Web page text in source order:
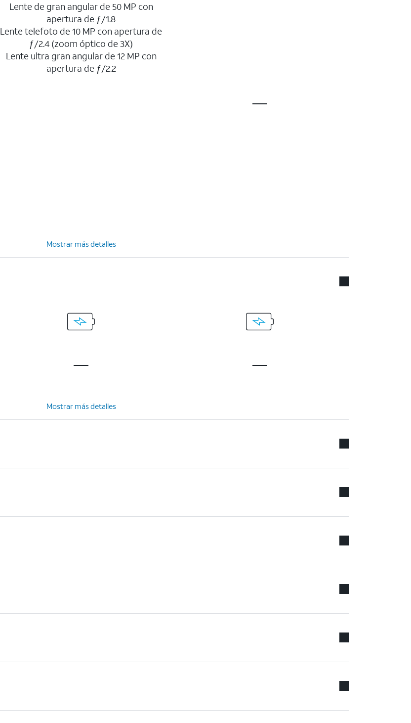
Lente de gran angular de 50 MP con
apertura de ƒ/1.8
Lente telefoto de 10 MP con apertura de
ƒ/2.4 (zoom óptico de 3X)
Lente ultra gran angular de 12 MP con
apertura de ƒ/2.2
Mostrar más detalles
Mostrar más detalles